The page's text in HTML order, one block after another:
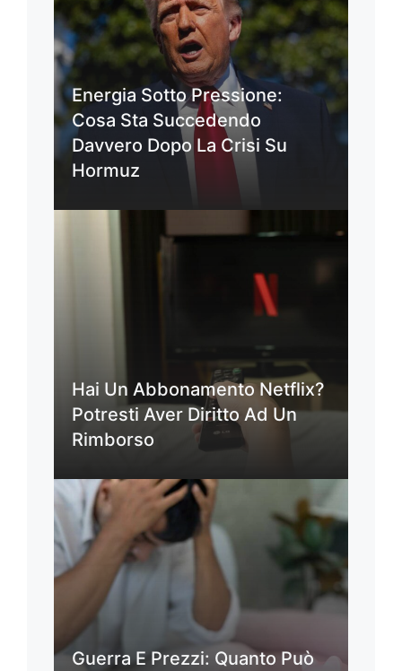
Energia Sotto Pressione:
Cosa Sta Succedendo
Davvero Dopo La Crisi Su
Hormuz
Hai Un Abbonamento Netflix?
Potresti Aver Diritto Ad Un
Rimborso
Guerra E Prezzi: Quanto Può